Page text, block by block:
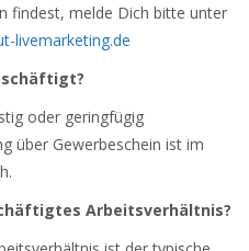
findest, melde Dich bitte unter
livemarketing.de
oder geringfügig
über Gewerbeschein ist im
Arbeitsverhältnis?